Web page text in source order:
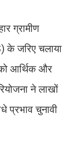
ग्रामीण
के जरिए चलाया
आर्थिक और
ने लाखों
प्रभाव चुनावी